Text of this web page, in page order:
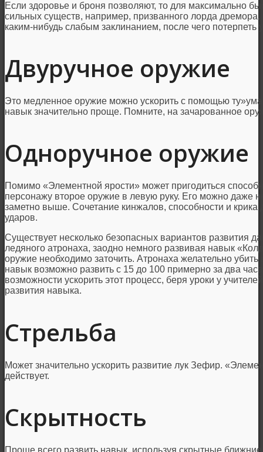
Если здоровье и броня позволяют, то для максимально
сильных существ, например, призванного лорда
каким-нибудь слабым заклинанием, после чего потерпеть
Двуручное оружие
Это медленное оружие можно ускорить с помощью
навык значительно проще. Помните, на зачарованное
Одноручное оружие
Помимо «Элементной ярости» может пригодиться
персонажу второе оружие в левую руку. Его можно даже
заметно выше. Сочетание кинжалов, способности и
ударов.
Существует несколько безопасных вариантов развития
ледяного атронаха, заодно немного развивая навык
оружие необходимо заточить. Атронаха желательно
навык возможно развить с 15 до 100 примерно за два
возможности ускорить этот процесс, беря уроки у
развития навыка.
Стрельба
Может значительно ускорить развитие лук Зефир.
действует.
Скрытность
Проще всего развить навык, используя скрытные